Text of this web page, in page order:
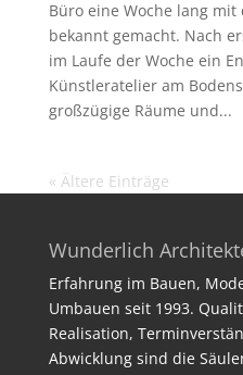
Büro eine Woche lang
bekannt gemacht. Nach
im Laufe der Woche ein
Künstleratelier am
großzügige Räume und...
« Ältere Einträge
Wunderlich
Erfahrung im Bauen,
Umbauen seit 1993.
Realisation,
Abwicklung sind die